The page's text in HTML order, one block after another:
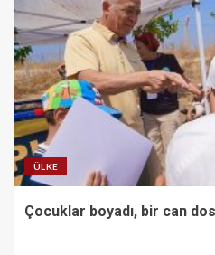
ÜLKE
Çocuklar boyadı, bir can